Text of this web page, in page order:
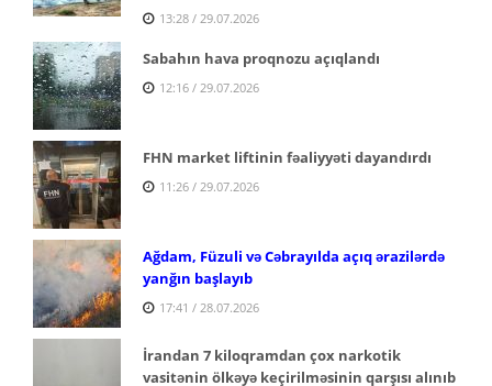
13:28 / 29.07.2026
Sabahın hava proqnozu açıqlandı
12:16 / 29.07.2026
FHN market liftinin fəaliyyəti dayandırdı
11:26 / 29.07.2026
Ağdam, Füzuli və Cəbrayılda açıq ərazilərdə
yanğın başlayıb
17:41 / 28.07.2026
İrandan 7 kiloqramdan çox narkotik
vasitənin ölkəyə keçirilməsinin qarşısı alınıb